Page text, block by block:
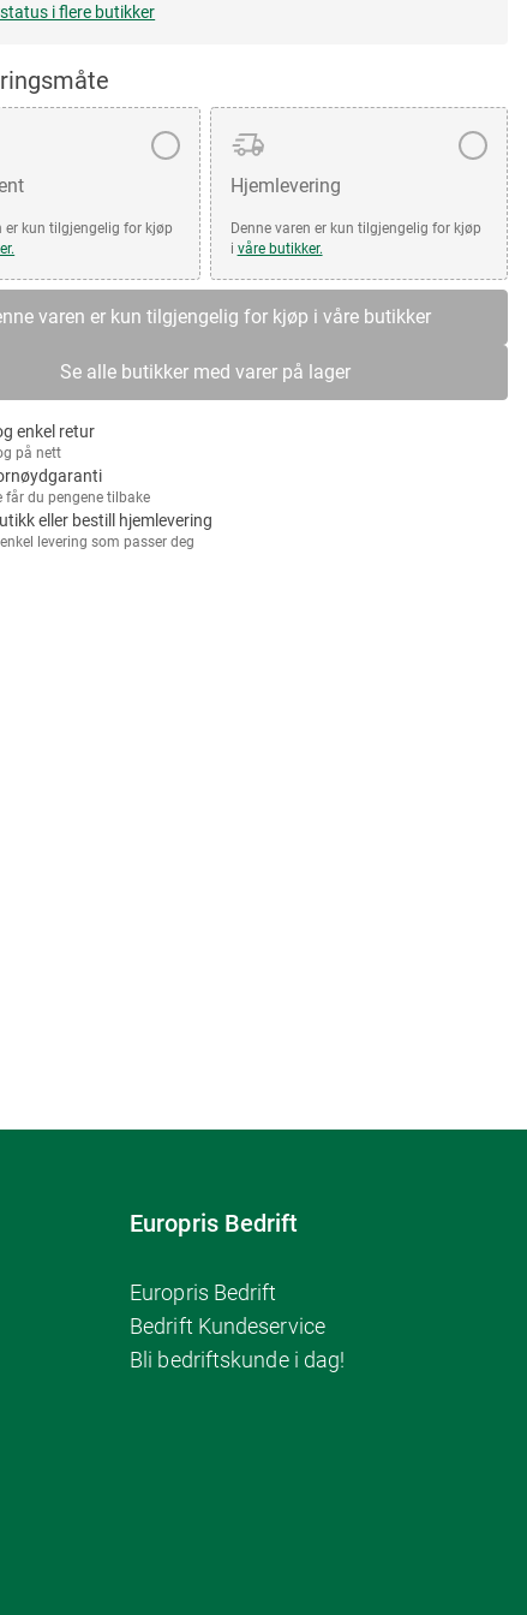
i flere butikker
er kun tilgjengelig for kjøp
Hjemlevering
Denne varen er kun tilgjengelig for kjøp
i våre butikker.
varen er kun tilgjengelig for kjøp i våre butikker
Se alle butikker med varer på lager
enkel retur
på nett
får du pengene tilbake
eller bestill hjemlevering
levering som passer deg
Europris Bedrift
Europris Bedrift
Bedrift Kundeservice
Bli bedriftskunde i dag!